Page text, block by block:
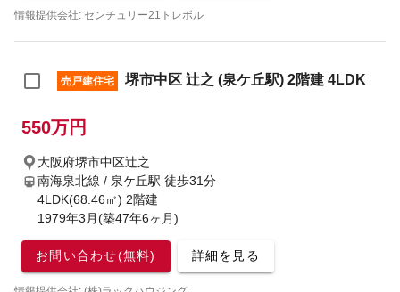
情報提供会社: センチュリー21トレボル
売戸建住宅 堺市中区 辻之 (泉ケ丘駅) 2階建 4LDK
550万円
大阪府堺市中区辻之
南海泉北線 / 泉ケ丘駅 徒歩31分
4LDK(68.46㎡) 2階建
1979年3月(築47年6ヶ月)
お問い合わせ(無料) 詳細を見る